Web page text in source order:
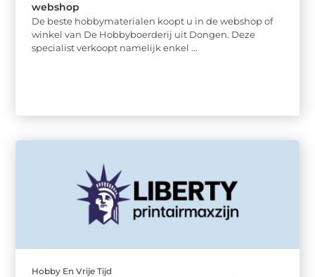
webshop
De beste hobbymaterialen koopt u in de webshop of
winkel van De Hobbyboerderij uit Dongen. Deze
specialist verkoopt namelijk enkel ...
Hobby En Vrije Tijd